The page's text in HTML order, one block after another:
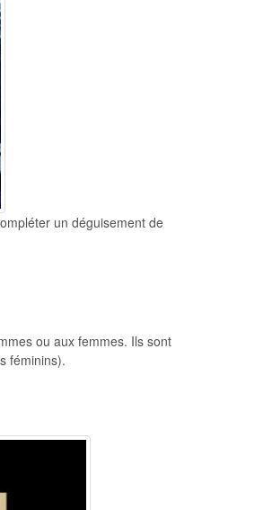
un déguisement de
ou aux femmes. Ils sont
féminins).